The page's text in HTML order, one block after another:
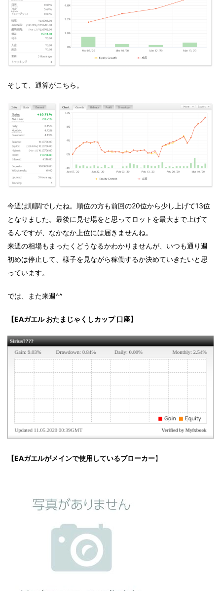
そして、通算がこちら。
今週は順調でしたね。順位の方も前回の20位から少し上げて13位
となりました。最後に見せ場をと思ってロットを最大まで上げて
るんですが、なかなか上位には届きませんね。
来週の相場もまったくどうなるかわかりませんが、いつも通り週
初めは停止して、様子を見ながら稼働するか決めていきたいと思
っています。
では、また来週^^
【EAガエル おたまじゃくしカップ 口座】
【EAガエルがメインで使用しているブローカー】